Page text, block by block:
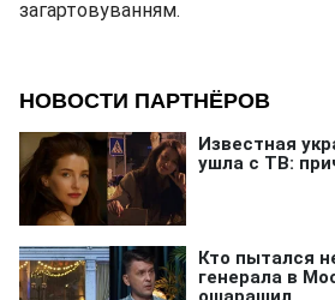
загартовуванням.